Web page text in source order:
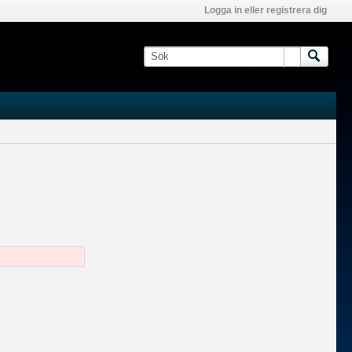
Logga in eller registrera dig